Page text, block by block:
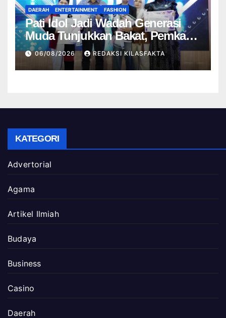
DAERAH ENTERTAINMENT FASHION
Pati Idol Jadi Wadah Generasi
Muda Tunjukkan Bakat, Pemkab
Pati Dorong Lahirnya Talenta
Baru
06/08/2026 REDAKSI KILASFAKTA
KATEGORI
Advertorial
Agama
Artikel Ilmiah
Budaya
Business
Casino
Daerah